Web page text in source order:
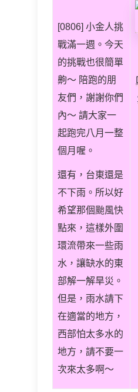
[0806] 小金人挑
戰滿一週。今天
的挑戰也很簡單
齁～ 陪跑的朋
友們，謝謝你們
內～ 請大家一
起跑完八月一整
個月喔。
還有，台東還是
不下雨。所以好
希望那個颱風快
點來，這樣外圍
環流帶來一些雨
水，讓缺水的東
部解一解旱災。
但是，雨水請下
在適當的地方，
西部怕太多水的
地方，請不要一
次來太多啊～